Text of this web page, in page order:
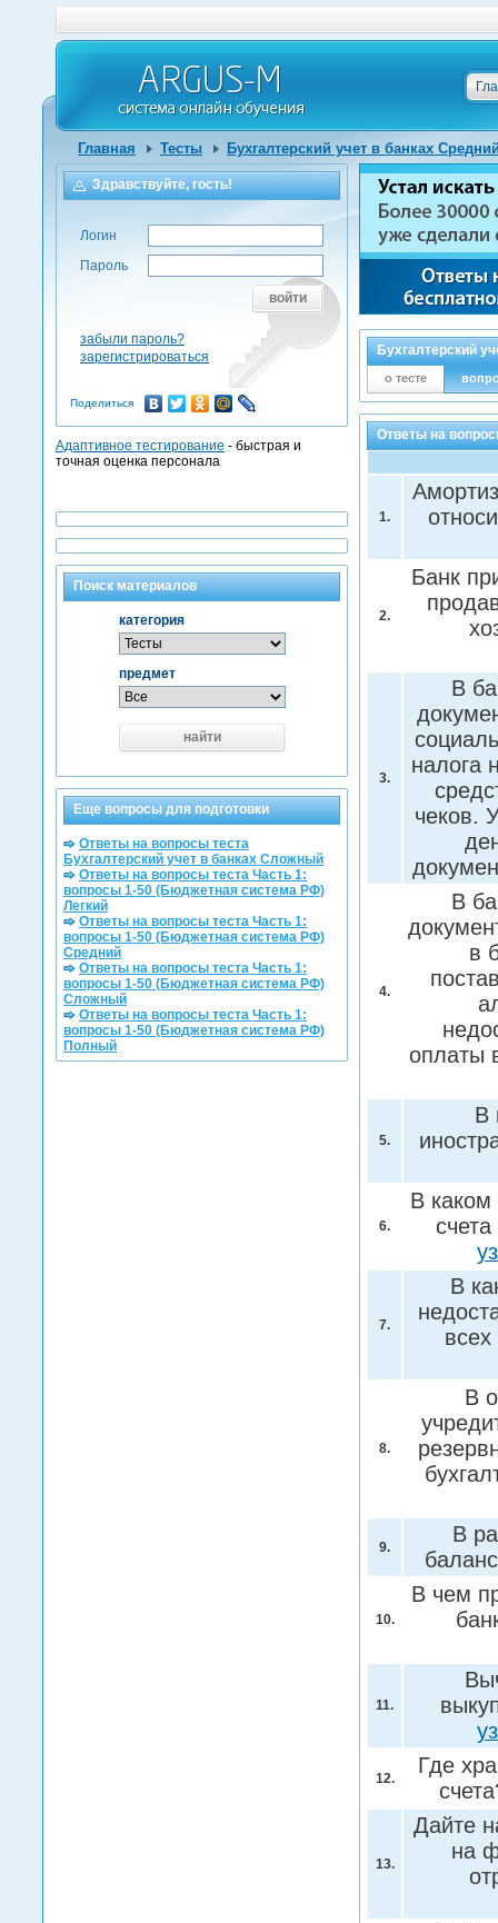
Главная Тесты Бухгалтерский учет в банках
Бухгалтерский
о тесте
Ответы на
1.
2.
Банк
3.
В
налога
чеков.
4.
В
в
оплаты
5.
В
6.
В каком
7.
В
8.
В
9.
В
10.
В чем
11.
12.
Где
13.
Дайте
на
Здравствуйте, гость!
Логин
Пароль
войти
забыли пароль?
зарегистрироваться
Поделиться
Адаптивное тестирование - быстрая и
точная оценка персонала
Поиск материалов
категория
предмет
найти
Еще вопросы для подготовки
Ответы на вопросы теста
Бухгалтерский учет в банках Сложный
Ответы на вопросы теста Часть 1:
вопросы 1-50 (Бюджетная система РФ)
Легкий
Ответы на вопросы теста Часть 1:
вопросы 1-50 (Бюджетная система РФ)
Средний
Ответы на вопросы теста Часть 1:
вопросы 1-50 (Бюджетная система РФ)
Сложный
Ответы на вопросы теста Часть 1:
вопросы 1-50 (Бюджетная система РФ)
Полный